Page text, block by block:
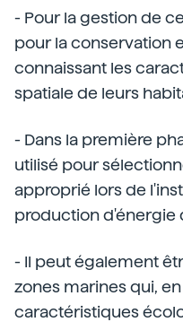
- Pour la gestion de
pour la conservation
connaissant les
spatiale de leurs
- Dans la première
utilisé pour
approprié lors de
production d'énergie
- Il peut également
zones marines qui,
caractéristiques